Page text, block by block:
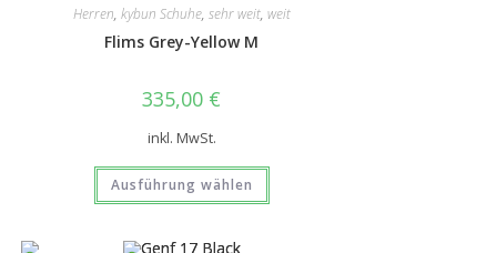
Herren, kybun Schuhe, sehr weit, weit
Flims Grey-Yellow M
335,00 €
inkl. MwSt.
Ausführung wählen